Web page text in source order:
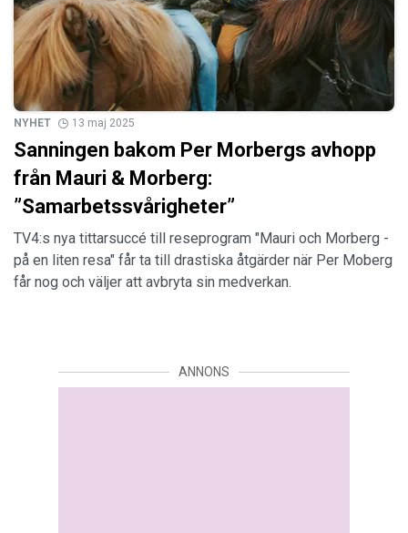
NYHET 13 maj 2025
Sanningen bakom Per Morbergs avhopp
från Mauri & Morberg:
”Samarbetssvårigheter”
TV4:s nya tittarsuccé till reseprogram "Mauri och Morberg -
på en liten resa" får ta till drastiska åtgärder när Per Moberg
får nog och väljer att avbryta sin medverkan.
ANNONS